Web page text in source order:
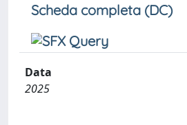
Scheda completa (DC)
Data
2025